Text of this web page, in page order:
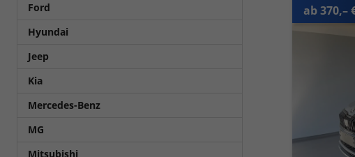
ab 370,–
Ford
Hyundai
Jeep
Kia
Mercedes-Benz
MG
Mitsubishi